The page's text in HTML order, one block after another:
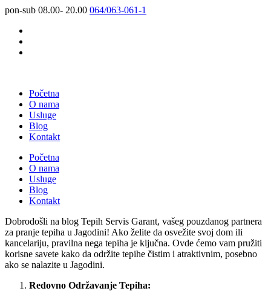
pon-sub 08.00- 20.00 064/063-061-1
Početna
O nama
Usluge
Blog
Kontakt
Početna
O nama
Usluge
Blog
Kontakt
Dobrodošli na blog Tepih Servis Garant, vašeg pouzdanog partnera
za pranje tepiha u Jagodini! Ako želite da osvežite svoj dom ili
kancelariju, pravilna nega tepiha je ključna. Ovde ćemo vam pružiti
korisne savete kako da održite tepihe čistim i atraktivnim, posebno
ako se nalazite u Jagodini.
Redovno Održavanje Tepiha: